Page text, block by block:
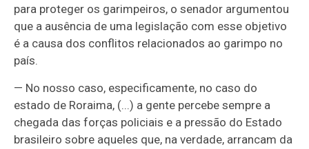
para proteger os garimpeiros, o senador argumentou
que a ausência de uma legislação com esse objetivo
é a causa dos conflitos relacionados ao garimpo no
país.
— No nosso caso, especificamente, no caso do
estado de Roraima, (...) a gente percebe sempre a
chegada das forças policiais e a pressão do Estado
brasileiro sobre aqueles que, na verdade, arrancam da